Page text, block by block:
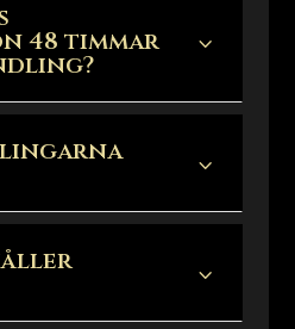
48 timmar 3
3
3